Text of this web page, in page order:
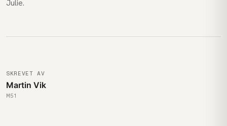
Julie.
SKREVET AV
Martin Vik
M51